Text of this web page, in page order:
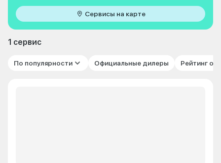
Сервисы на карте
1 сервис
По популярности Официальные дилеры Рейтинг